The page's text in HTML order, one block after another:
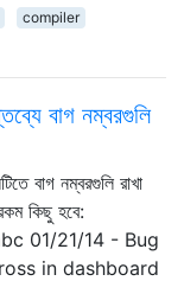
compiler
বাগ নম্বরগুলি
বাগ নম্বরগুলি রাখা
কিছু হবে:
01/21/14 - Bug
in dashboard